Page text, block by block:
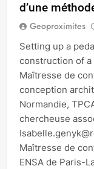
d’une
Geoproximites
Setting up a
construction of a
Maîtresse de
conception
Normandie,
chercheuse
Maîtresse de
ENSA de Paris-